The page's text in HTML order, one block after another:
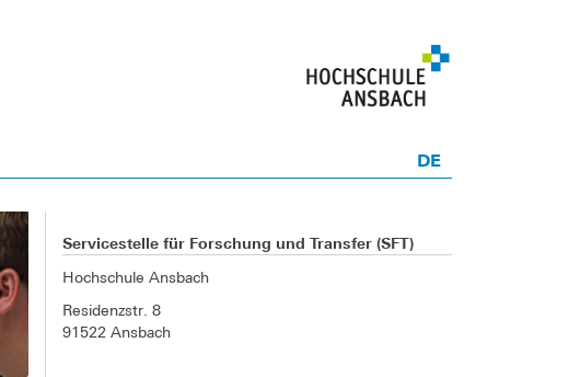
DE
Servicestelle für Forschung und Transfer (SFT)
Hochschule Ansbach
Residenzstr. 8
91522 Ansbach